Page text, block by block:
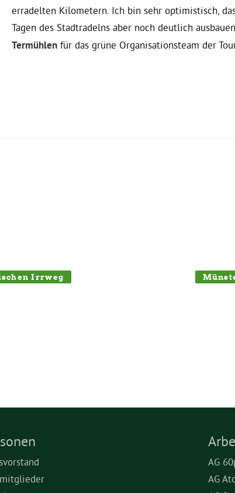
erradelten Kilometern. Ich bin sehr optimistisch,
Tagen des Stadtradelns aber noch deutlich
Termühlen für das grüne Organisationsteam der
Irrweg
AG
AG